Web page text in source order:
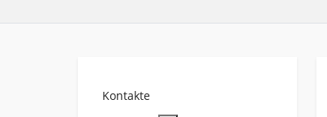
Kontakte